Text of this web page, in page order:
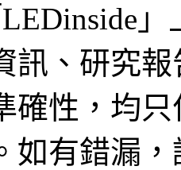
訊、研究
確性，均
如有錯漏